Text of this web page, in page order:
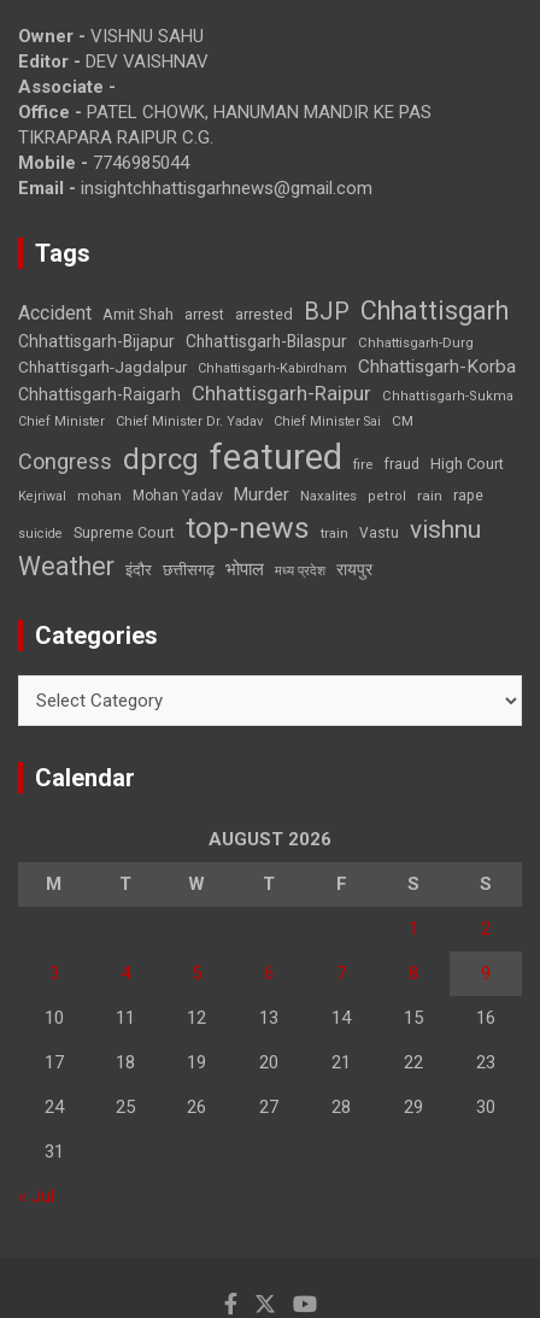
Owner - VISHNU SAHU
Editor - DEV VAISHNAV
Associate -
Office - PATEL CHOWK, HANUMAN MANDIR KE PAS
TIKRAPARA RAIPUR C.G.
Mobile - 7746985044
Email - insightchhattisgarhnews@gmail.com
Tags
Accident Amit Shah arrest arrested BJP Chhattisgarh
Chhattisgarh-Bijapur Chhattisgarh-Bilaspur Chhattisgarh-Durg
Chhattisgarh-Jagdalpur Chhattisgarh-Kabirdham Chhattisgarh-Korba
Chhattisgarh-Raigarh Chhattisgarh-Raipur
Chhattisgarh-Sukma
Chief Minister
Chief Minister Dr. Yadav Chief Minister Sai CM
Congress dprcg featured fire fraud High Court
Kejriwal mohan Mohan Yadav Murder Naxalites petrol rain rape
suicide Supreme Court top-news train Vastu vishnu
Weather इंदौर छत्तीसगढ़ भोपाल मध्य प्रदेश रायपुर
Categories
Calendar
AUGUST 2026
M T W T F S S
1 2
3 4 5 6 7 8 9
10 11 12 13 14 15 16
17 18 19 20 21 22 23
24 25 26 27 28 29 30
31
« Jul